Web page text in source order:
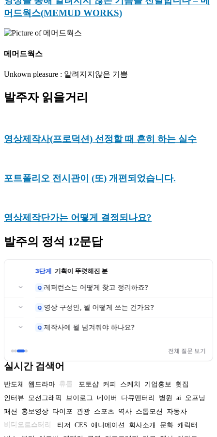
머드웍스(MEMUD WORKS)
메머드웍스
Unkown pleasure : 알려지지않은 기쁨
발주자 읽을거리
영상제작사(프로덕션) 선정할 때 흔히 하는 실수
포트폴리오 전시관이 (또) 개편되었습니다.
영상제작단가는 어떻게 결정되나요?
발주의 정석 12문답
기획이 뚜렷해진 분
레퍼런스는 어떻게 찾고 정리하죠?
영상 구성안, 뭘 어떻게 쓰는 건가요?
제작사에 뭘 넘겨줘야 하나요?
전체 질문 보기
실시간 검색어
반도체 웹드라마 휴롬 포토샵 커피 스케치 기업홍보
횟집
인터뷰
모션그래픽 브이로그 네이버 다큐멘터리 병원 ai 오프닝
패션
홍보영상 타이포 관광 스포츠 역사 스톱모션
자동차
비디오로스터리
티저 CES 애니메이션 회사소개 문화 캐릭터